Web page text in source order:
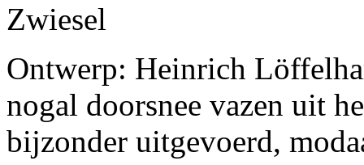
Zwiesel
Ontwerp: Heinrich
nogal doorsnee vazen uit
bijzonder uitgevoerd,